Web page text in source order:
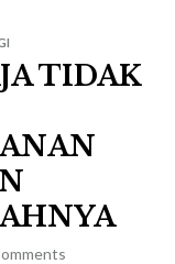
TIDAK